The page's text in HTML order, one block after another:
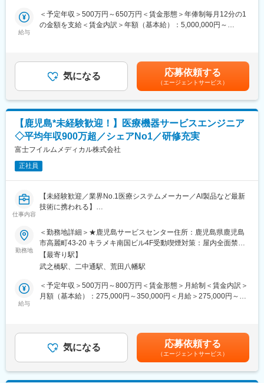
大病院とは違い、クリニックがお客様となる為、基本的に夜間に
呼ばれることはありません。一方でイレギュラーな自体に備えて
コールセンターでの一次対応を行っており、各エンジニアの負担
を軽減するような働き方が可能です。
◇課題のヒアリング、課題解決策（製品、情報等）の提案
◇製品の扱い方の説明・手術立ち合い等
9:00～ 内勤（事務処理、資料作成）、代理店訪問
10:00～担当病院（1）を訪問 （医師や看護師と面談）
12:00～昼食
13:00～担当病院（2）の手術室・ICU・救急を訪問
15:00～担当病院（3）へ訪問 勉強会またはハンズオントレーニン
グ実施
18:00 営業車の中で内勤（事務処理、上長への報告）
※直行直帰となるため、行動予定は個人の采配で決定可能です。ア
クションは個人の裁量である程度決定できるため、ご自身の売上
〇手術室またはICUで使用される、手術用手袋から栄養チュー
ブ、血管用カテーテルまで、1,800を超える製品を取り扱ってお
〇一人の営業担当が当社のすべての製品を取り扱うため、複数の
診療科・カウンターパートに対しニーズに応じた提案活動を行う
ことが出来ます。
〇新生児用栄養関連製品のシェアは90％以上で「日本の新生児の
致死率が低いのは当社の製品があるから」と言われるほど社会貢
献性が高いです。
〇使用方法が知られている製品が多く、手術立ち合いや緊急対応
https://cardinalhealth-info.jp/
知識、製品知識や取り扱い方はもちろん実際に導入する上で必要
給与
＜予定年収＞500万円～650万円＜賃金形態＞年俸制毎月12分の1
の金額を支給＜賃金内訳＞年額（基本給）：5,000,000円～
インセンティブ：上記年収に加えて、業績目標の達成度合いに応
じて支給される業績連動賞与があります。 営業は個人またはチー
ム、事業部の売上目標に対する達成度合いに応じて年2 回支給さ
れます。賃金はあくまでも目安の金額であり、選考を通じて上下
する可能性があります。月給(月額)は固定手当を含めた表記です。
気になる 応募依頼する
（エージェントサービス）
【鹿児島*未経験歓迎！】医療機器サービスエンジニア
◇平均年収900万超／シェアNo1／研修充実
富士フイルムメディカル株式会社
正社員
仕事内容
【未経験歓迎／業界No.1医療システムメーカー／AI製品など最新
技術に携われる】
これまでのご経験を、医療機器の設置・保守に活かせます。
PACS（医療用画像管理システム）やCT・MRIなどの高度な機器
を扱い、病院の診断を支える重要な仕事です。最新のAI技術やネ
ットワークシステムにも関わるため、ITスキルも身につきます。
■PACSとは
レントゲン、CT、MRIなどで撮影したデジタルデータを保存・管
理・共有するシステム
医療機器、医療画像処理機器、医療画像ネットワークシステムの
設置および医療機関への保守サポートを担当する業務です。主に
医用画像処理機器、医用画像ネットワークシステムの設置、立ち
勤務地
＜勤務地詳細＞★鹿児島サービスセンター住所：鹿児島県鹿児島
市高麗町43-20 キラメキ南国ビル4F受動喫煙対策：屋内全面禁煙
変更の範囲：会社の定める事業所（リモートワーク含む）
【最寄り駅】
武之橋駅、二中通駅、荒田八幡駅
給与
＜予定年収＞500万円～800万円＜賃金形態＞月給制＜賃金内訳＞
月額（基本給）：275,000円～350,000円＜月給＞275,000円～
歳/750万円(入社8年・経験11年、手当含)：月給37万円賃金はあく
までも目安の金額であり、選考を通じて上下する可能性がありま
す。月給(月額)は固定手当を含めた表記です。
気になる 応募依頼する
（エージェントサービス）